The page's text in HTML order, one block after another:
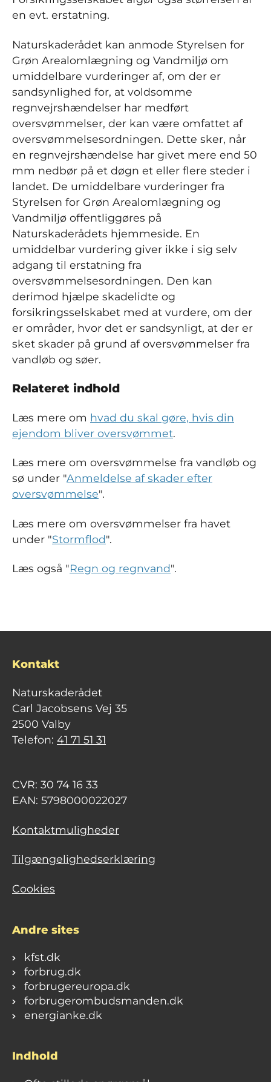
en evt. erstatning.
Naturskaderådet kan anmode Styrelsen for
Grøn Arealomlægning og Vandmiljø om
umiddelbare vurderinger af, om der er
sandsynlighed for, at voldsomme
regnvejrshændelser har medført
oversvømmelser, der kan være omfattet af
oversvømmelsesordningen. Dette sker, når
en regnvejrshændelse har givet mere end 50
mm nedbør på et døgn et eller flere steder i
landet. De umiddelbare vurderinger fra
Styrelsen for Grøn Arealomlægning og
Vandmiljø offentliggøres på
Naturskaderådets hjemmeside. En
umiddelbar vurdering giver ikke i sig selv
adgang til erstatning fra
oversvømmelsesordningen. Den kan
derimod hjælpe skadelidte og
forsikringsselskabet med at vurdere, om der
er områder, hvor det er sandsynligt, at der er
sket skader på grund af oversvømmelser fra
vandløb og søer.
Relateret indhold
Læs mere om hvad du skal gøre, hvis din
ejendom bliver oversvømmet.
Læs mere om oversvømmelse fra vandløb og
sø under "Anmeldelse af skader efter
oversvømmelse".
Læs mere om oversvømmelser fra havet
under "Stormflod".
Læs også "Regn og regnvand".
Kontakt
Naturskaderådet
Carl Jacobsens Vej 35
2500 Valby
Telefon: 41 71 51 31
CVR: 30 74 16 33
EAN: 5798000022027
Kontaktmuligheder
Tilgængelighedserklæring
Cookies
Andre sites
kfst.dk
forbrug.dk
forbrugereuropa.dk
forbrugerombudsmanden.dk
energianke.dk
Indhold